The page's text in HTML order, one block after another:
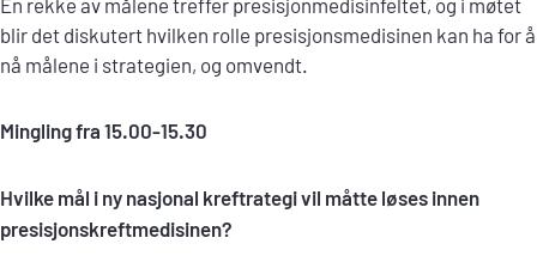
En rekke av målene treffer presisjonmedisinfeltet, og i møtet
blir det diskutert hvilken rolle presisjonsmedisinen kan ha for å
nå målene i strategien, og omvendt.
Mingling fra 15.00-15.30
Hvilke mål i ny nasjonal kreftrategi vil måtte løses innen
presisjonskreftmedisinen?